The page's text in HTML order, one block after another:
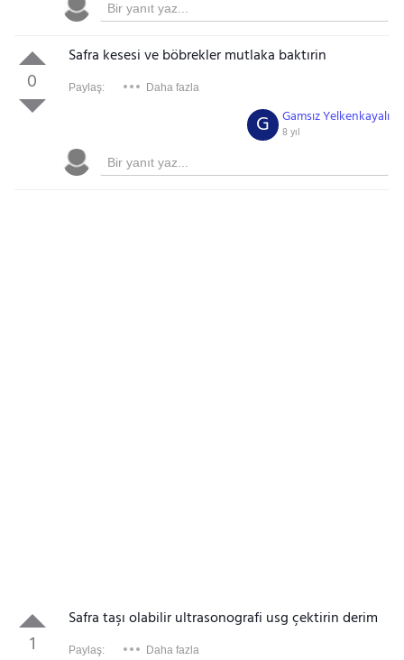
0
Safra kesesi ve böbrekler mutlaka baktırin
Paylaş: Daha fazla
Gamsız Yelkenkayalı
8 yıl
G
1
Safra taşı olabilir ultrasonografi usg çektirin derim
Paylaş: Daha fazla